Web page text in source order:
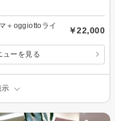
＋oggiottoライ
￥22,000
ューを見る
示